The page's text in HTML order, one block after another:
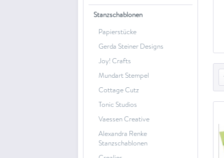
Stanzschablonen
Papierstücke
Gerda Steiner Designs
Joy! Crafts
Mundart Stempel
Cottage Cutz
Tonic Studios
Vaessen Creative
Alexandra Renke
Stanzschablonen